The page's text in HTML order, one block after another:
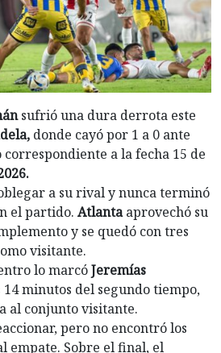
sufrió una dura derrota este
donde cayó por 1 a 0 ante
a la fecha 15 de
a su rival y nunca terminó
el partido. Atlantaaprovechó su
y se quedó con tres
visitante.
lo marcóJeremías
14 minutos del segundo tiempo,
al conjunto visitante.
pero no encontró los
empate. Sobre el final, el